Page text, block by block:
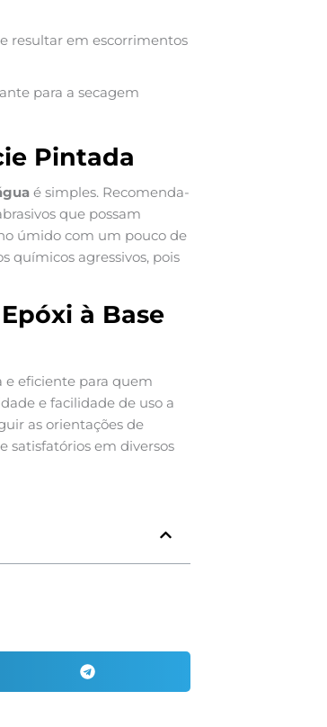
resultar em escorrimentos
para a secagem
Pintada
é simples. Recomenda-
que possam
úmido com um pouco de
químicos agressivos, pois
à Base
e eficiente para quem
e facilidade de uso a
as orientações de
satisfatórios em diversos